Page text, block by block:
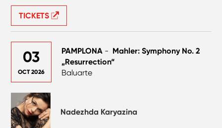
TICKETS
03
OCT 2026
PAMPLONA - Mahler: Symphony No. 2
„Resurrection“
Baluarte
Nadezhda Karyazina